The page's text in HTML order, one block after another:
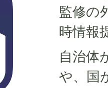
監修の
時情報
自治体
や、国